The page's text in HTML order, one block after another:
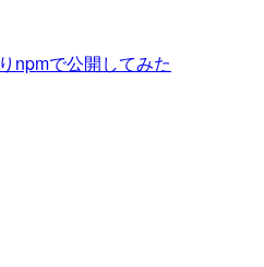
npmで公開してみた